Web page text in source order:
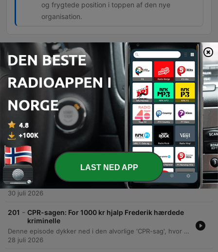
og frygtede position i toppen af den nye
organisation.
Episoder
204 - Aldrende rockerhøvding vil blive udfordret (2:2)
Denne episode undersøger Svend Svin Holsts overgang fra Hells Angels til ledelsen i Comanches og hans rolle som en erfaren 'mønsterrocker'. Gennem en samtale med en tidligere efterretningsanalytiker belyses de interne dynamikker, herunder hvordan man opnår status gennem voldsparathed eller forretningsevner. Der fokuseres desuden på de strategiske og forretningsmæssige aspekter af overgangen til Comanche/Satudara. Episoden diskuterer Nadiem Kahns rolle som forretningsmand, den nye magtstruktur i klubben, og hvordan kriminelle organisationer forsøger at undgå myndighedernes opmærksomhed gennem strategisk ledelse.
06 aug. 2026
203
“Mønsterrockeren” og hans blodige muskelhund
(1:2)
Dette afsnit præsenterer et portræt af Svend Svin Holst og hans rejse fra Amager-mafien til en toppost i Comanches og Hells Angels. Gennem Allan Beyers beskrivelser belyses de voldelige eskaleringer i rockermiljøet, herunder det markante lufthavnskyderi i 1996. Episoden udforsker også, hvordan status opnås gennem voldelige handlinger i klubben, samt politiets metoder til overvågning af bandemiljøet via NSK.
04 aug. 2026
202 - Kaos i Nørresundby: Drabsmand har dyster
fortid
Denne episode dykker ned i det voldsomme skyderi i et industriområde i Nørresundby, hvor en 48-årig mand dræbte en 62-årig mand og skød mod politiet. Gennem interview med nyhedschef Anders Sarko Christensen fra TV2 Nord belyses hændelsesforløbet, de kaotiske omstændigheder omkring branden og gerningsmandens dystre fortid. Efterforskningen fokuserer på gerningsmandens baggrund som en lokal mand med en historik præget af våbenbesiddelse og temperament. Episoden gennemgår politiets arbejde med at sikre spor samt de vidneudsagn fra lokale borgere, der overværede den livsfarlige situation.
30 juli 2026
201 - CPR-sagen: For 1000 kr hjalp Frederik hærdede
kriminelle
Denne episode dykker ned i den alvorlige 'CPR-sag', hvor den tidligere kommunale medarbejder Frederik Nielsen blev dømt for at sælge private oplysninger fra CPR-registeret til kriminelle via Telegram. Gennem et interview med retsreporter Astrid Mortensen belyses sagens omfang, de økonomiske aspekter af den ulovlige forretning og de juridiske konsekvenser af dette massive tillidsbrud. Samtalen udforsker desuden livet som retsjournalist, herunder vigtigheden af journalistiske netværk, udfordringerne ved at få aktindsigt og kampen mod lukkede døre i retssystemet. Der kastes også lys over de personlige omkostninger ved retssager samt kommende sager som udleveringen af Niels Holk.
28 juli 2026
LAST NED APP